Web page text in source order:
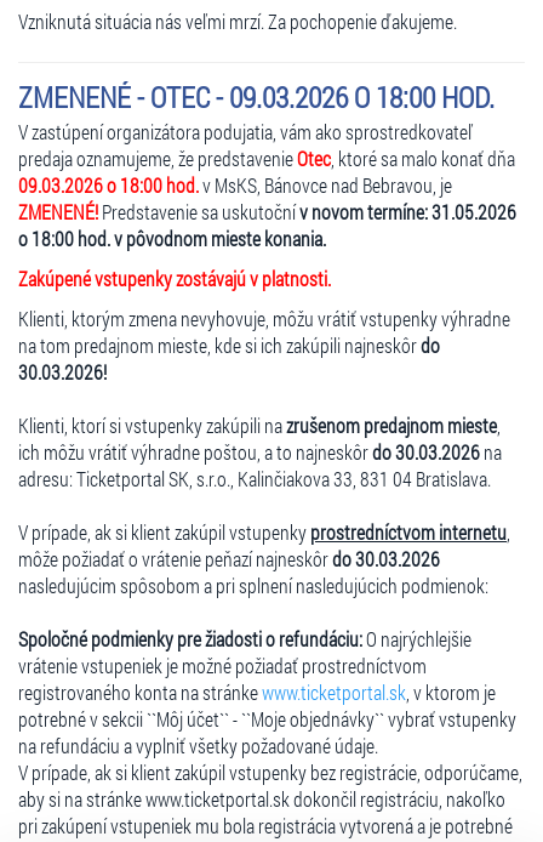
Vzniknutá situácia nás veľmi mrzí. Za pochopenie ďakujeme.
ZMENENÉ - OTEC - 09.03.2026 O 18:00 HOD.
V zastúpení organizátora podujatia, vám ako sprostredkovateľ
predaja oznamujeme, že predstavenieOtec , ktoré sa malo konať dňa
09.03.2026 o 18:00 hod.v MsKS, Bánovce nad Bebravou, je
ZMENENÉ!Predstavenie sa uskutočnív novom termíne: 31.05.2026
o 18:00 hod. v pôvodnom mieste konania.
Zakúpené vstupenky zostávajú v platnosti.
Klienti, ktorým zmena nevyhovuje, môžu vrátiť vstupenky výhradne
na tom predajnom mieste, kde si ich zakúpili najneskôrdo
30.03.2026!
Klienti, ktorí si vstupenky zakúpili nazrušenom predajnom mieste,
ich môžu vrátiť výhradne poštou, a to najneskôrdo 30.03.2026na
adresu: Ticketportal SK, s.r.o., Kalinčiakova 33, 831 04 Bratislava.
V prípade, ak si klient zakúpil vstupenkyprostredníctvom internetu
môže požiadať o vrátenie peňazí najneskôrdo 30.03.2026
nasledujúcim spôsobom a pri splnení nasledujúcich podmienok:
Spoločné podmienky pre žiadosti o refundáciu:O najrýchlejšie
vrátenie vstupeniek je možné požiadať prostredníctvom
registrovaného konta na stránkewww.ticketportal.sk , v ktorom je
potrebné v sekcii ``Môj účet`` - ``Moje objednávky`` vybrať vstupenky
na refundáciu a vyplniť všetky požadované údaje.
V prípade, ak si klient zakúpil vstupenky bez registrácie, odporúčame,
aby si na stránke www.ticketportal.sk dokončil registráciu, nakoľko
pri zakúpení vstupeniek mu bola registrácia vytvorená a je potrebné